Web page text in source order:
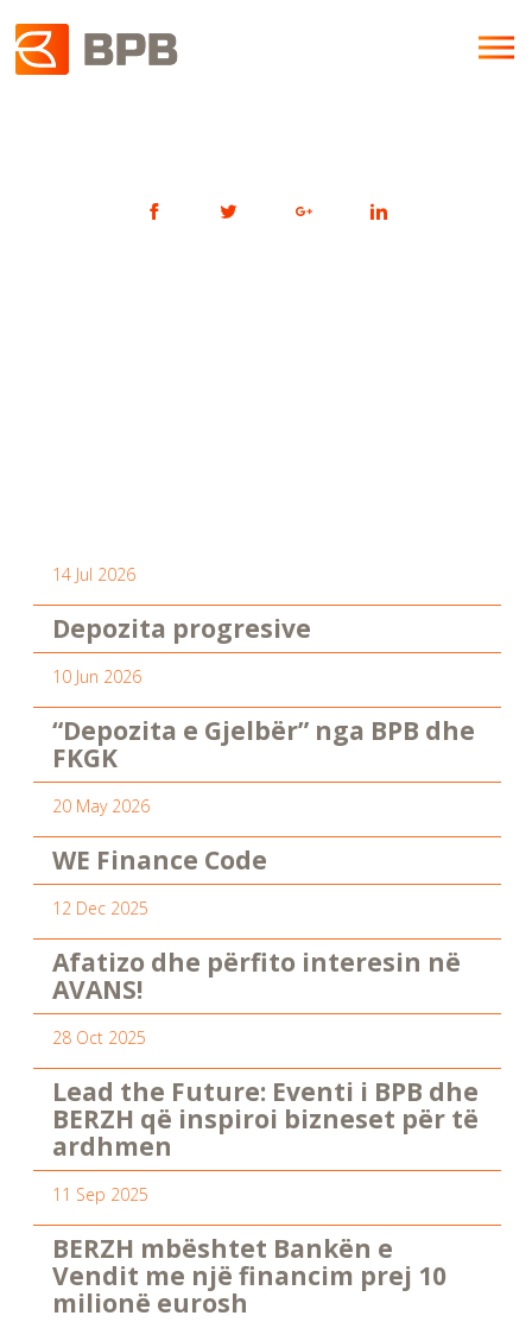
14 Jul 2026
Depozita progresive
10 Jun 2026
“Depozita e Gjelbër” nga BPB dhe
FKGK
20 May 2026
WE Finance Code
12 Dec 2025
Afatizo dhe përfito interesin në
AVANS!
28 Oct 2025
Lead the Future: Eventi i BPB dhe
BERZH që inspiroi bizneset për të
ardhmen
11 Sep 2025
BERZH mbështet Bankën e
Vendit me një financim prej 10
milionë eurosh